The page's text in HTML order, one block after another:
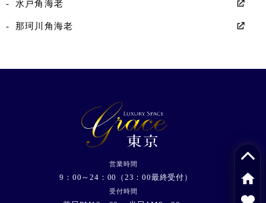
水戸角海老
那珂川角海老
営業時間
9：00～24：00（23：00最終受付）
受付時間